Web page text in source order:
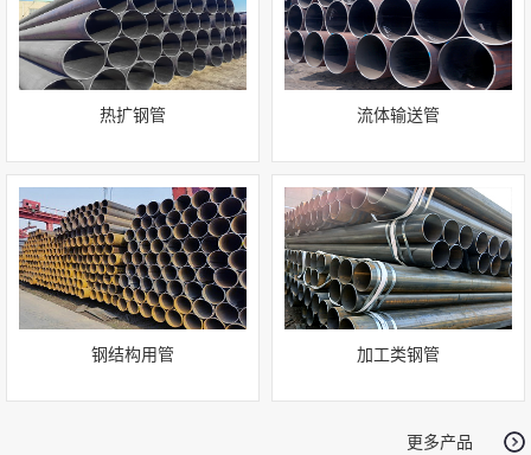
热扩钢管 流体输送管
钢结构用管 加工类钢管
更多产品